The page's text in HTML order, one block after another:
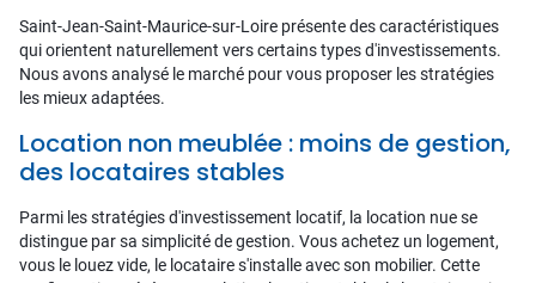
Saint-Jean-Saint-Maurice-sur-Loire présente des caractéristiques
qui orientent naturellement vers certains types d'investissements.
Nous avons analysé le marché pour vous proposer les stratégies
les mieux adaptées.
Location non meublée : moins de gestion,
des locataires stables
Parmi les stratégies d'investissement locatif, la location nue se
distingue par sa simplicité de gestion. Vous achetez un logement,
vous le louez vide, le locataire s'installe avec son mobilier. Cette